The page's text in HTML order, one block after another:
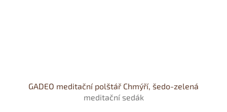
GADEO meditační polštář Chmýří, šedo-zelená
meditační sedák